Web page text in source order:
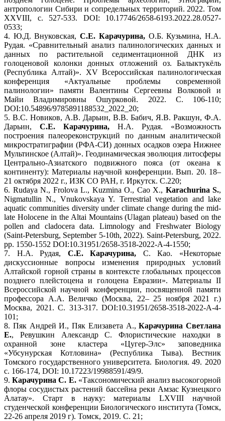
антропологии Сибири и сопредельных территорий. 2022. Том
XXVIII, с. 527-533. DOI: 10.17746/2658-6193.2022.28.0527-
0533;
4. Ю.Д. Внуковская,С.Е. Карачурина,О.Б. Кузьмина, Н.А.
Рудая. «Сравнительный анализ палинологических данных и
данных по растительной седиментационной ДНК из
голоценовой колонки донных отложений оз. Балыктукёль
(Республика Алтай)». XV Всероссийская палинологическая
конференция «Актуальные проблемы современной
палинологии» памяти Валентины Сергеевны Волковой и
Майи Владимировны Ошурковой. 2022. С. 106-110;
DOI:10.54896/9785891188532_2022_20;
5. В.С. Новиков, А.В. Дарьин, В.В. Бабич, Я.В. Ракшун, Ф.А.
Дарьин, С.Е. Карачурина, Н.А. Рудая. «Возможность
построения палеореконструкций по данным аналитической
микростратиграфии (РФА-СИ) донных осадков озера Нижнее
Мультинское (Алтай)». Геодинамическая эволюция литосферы
Центрально-Азиатского подвижного пояса (от океана к
континенту): Материалы научной конференции. Вып. 20. 18–
21 октября 2022 г., ИЗК СО РАН, г. Иркутск. С.220;
6. Rudaya N., Frolova L., Kuzmina O., Cao X., Karachurina S.,
Nigmatullin N., Vnukovskaya Y. Terrestrial vegetation and lake
aquatic communities diversity under climate change during the mid-
late Holocene in the Altai Mountains (Ulagan plateau) based on the
pollen and cladocera data. Limnology and Freshwater Biology
(Saint-Petersburg, September 5-10th, 2022). Saint-Petersburg, 2022.
pp. 1550-1552 DOI:10.31951/2658-3518-2022-A-4-1550;
7. Н.А. Рудая, С.Е. Карачурина, С. Као. «Некоторые
дискуссионные вопросы изменения природных условий
Алтайской горной страны в контексте глобальных процессов
позднего плейстоцена и голоцена Евразии». Материалы II
Всероссийской научной конференции, посвященной памяти
профессора А.А. Величко (Москва, 22– 25 ноября 2021 г.)
Москва, 2021. С. 313-317. DOI:10.31951/2658-3518-2022-A-4-
101;
8. Пяк Андрей И., Пяк Елизавета А.,Карачурина Светлана
Е., Ревушкин Александр С. Флористические находки в
охранной зоне кластера «Цугер-Элс» заповедника
«Убсунурская Котловина» (Республика Тыва). Вестник
Томского государственного университета. Биология. 49. 2020
с. 166-174, DOI: 10.17223/19988591/49/9.
9. Карачурина С. Е.«Таксономический анализ высокогорной
флоры сосудистых растений бассейна реки Амзас Кузнецкого
Алатау». Старт в науку: материалы LXVIII научной
студенческой конференции Биологического института (Томск,
22-26 апреля 2019 г). Томск, 2019. С. 21;